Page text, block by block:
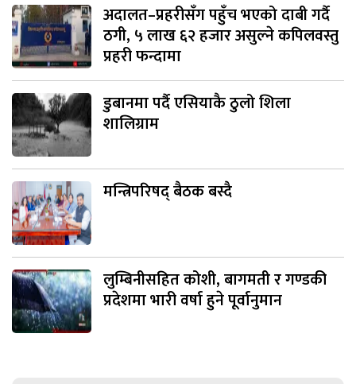
अदालत–प्रहरीसँग पहुँच भएको दाबी गर्दै
ठगी, ५ लाख ६२ हजार असुल्ने कपिलवस्तु
प्रहरी फन्दामा
डुबानमा पर्दै एसियाकै ठुलो शिला
शालिग्राम
मन्त्रिपरिषद् बैठक बस्दै
लुम्बिनीसहित कोशी, बागमती र गण्डकी
प्रदेशमा भारी वर्षा हुने पूर्वानुमान